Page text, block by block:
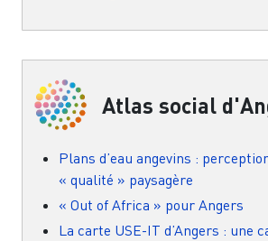
Atlas social
Plans d’eau angevins :
« qualité » paysagère
« Out of Africa » pour Angers
La carte USE-IT d’Angers : une